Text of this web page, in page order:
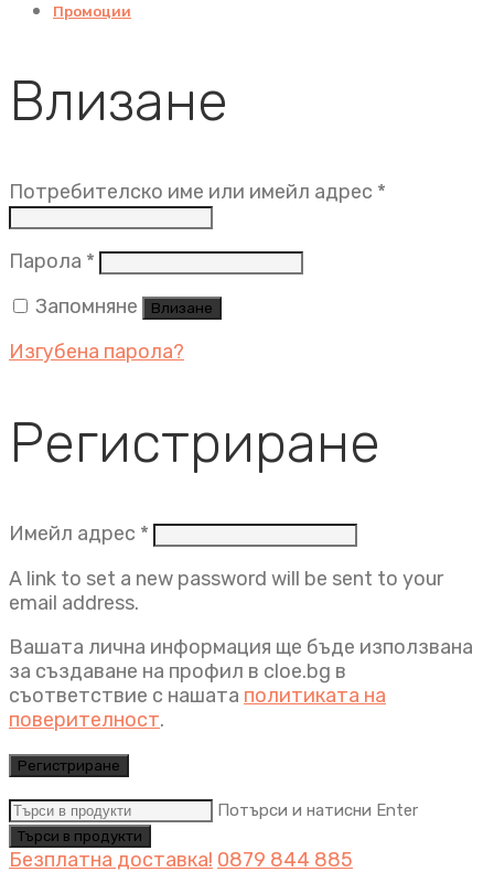
Промоции
Влизане
Потребителско име или имейл адрес *
Парола * Задължително
Запомняне
Влизане
Изгубена парола?
Регистриране
Имейл адрес * Задължително
A link to set a new password will be sent to your
email address.
Вашата лична информация ще бъде използвана
за създаване на профил в cloe.bg в
съответствие с нашата политиката на
поверителност.
Регистриране
Потърси и натисни Enter
Безплатна доставка! 0879 844 885